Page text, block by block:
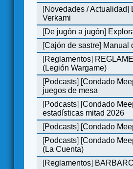
[Novedades / Actualidad]
Verkami
[De jugón a jugón]
[Cajón de sastre] Manual
[Reglamentos]
(Legión Wargame)
[Podcasts] [Condado
juegos de mesa
[Podcasts] [Condado
estadísticas mitad 2026
[Podcasts] [Condado
[Podcasts] [Condado
(La Cuenta)
[Reglamentos]